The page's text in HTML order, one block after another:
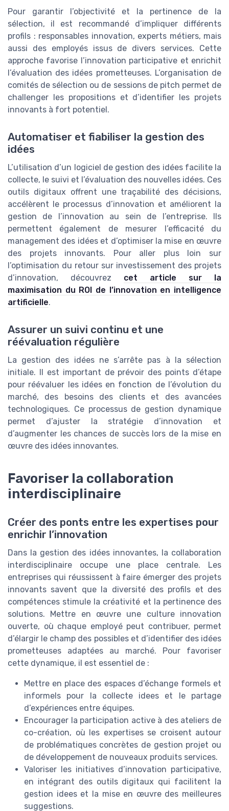
Pour garantir l’objectivité et la pertinence de la
sélection, il est recommandé d’impliquer différents
profils : responsables innovation, experts métiers, mais
aussi des employés issus de divers services. Cette
approche favorise l’innovation participative et enrichit
l’évaluation des idées prometteuses. L’organisation de
comités de sélection ou de sessions de pitch permet de
challenger les propositions et d’identifier les projets
innovants à fort potentiel.
Automatiser et fiabiliser la gestion des
idées
L’utilisation d’un logiciel de gestion des idées facilite la
collecte, le suivi et l’évaluation des nouvelles idées. Ces
outils digitaux offrent une traçabilité des décisions,
accélèrent le processus d’innovation et améliorent la
gestion de l’innovation au sein de l’entreprise. Ils
permettent également de mesurer l’efficacité du
management des idées et d’optimiser la mise en œuvre
des projets innovants. Pour aller plus loin sur
l’optimisation du retour sur investissement des projets
d’innovation, découvrez cet article sur la
maximisation du ROI de l’innovation en intelligence
artificielle.
Assurer un suivi continu et une
réévaluation régulière
La gestion des idées ne s’arrête pas à la sélection
initiale. Il est important de prévoir des points d’étape
pour réévaluer les idées en fonction de l’évolution du
marché, des besoins des clients et des avancées
technologiques. Ce processus de gestion dynamique
permet d’ajuster la stratégie d’innovation et
d’augmenter les chances de succès lors de la mise en
œuvre des idées innovantes.
Favoriser la collaboration
interdisciplinaire
Créer des ponts entre les expertises pour
enrichir l’innovation
Dans la gestion des idées innovantes, la collaboration
interdisciplinaire occupe une place centrale. Les
entreprises qui réussissent à faire émerger des projets
innovants savent que la diversité des profils et des
compétences stimule la créativité et la pertinence des
solutions. Mettre en œuvre une culture innovation
ouverte, où chaque employé peut contribuer, permet
d’élargir le champ des possibles et d’identifier des idées
prometteuses adaptées au marché. Pour favoriser
cette dynamique, il est essentiel de :
Mettre en place des espaces d’échange formels et
informels pour la collecte idees et le partage
d’expériences entre équipes.
Encourager la participation active à des ateliers de
co-création, où les expertises se croisent autour
de problématiques concrètes de gestion projet ou
de développement de nouveaux produits services.
Valoriser les initiatives d’innovation participative,
en intégrant des outils digitaux qui facilitent la
gestion idees et la mise en œuvre des meilleures
suggestions.